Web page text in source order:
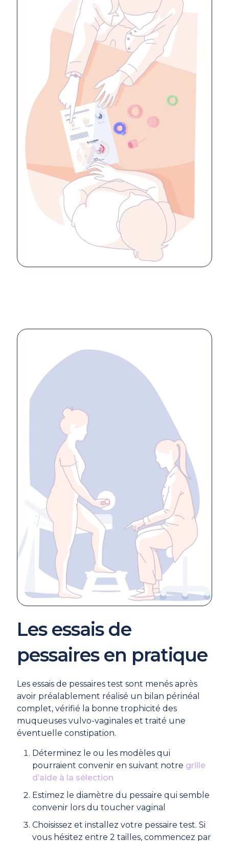
Les essais de
pessaires en pratique
Les essais de pessaires test sont menés après
avoir préalablement réalisé un bilan périnéal
complet, vérifié la bonne trophicité des
muqueuses vulvo-vaginales et traité une
éventuelle constipation.
Déterminez le ou les modèles qui
pourraient convenir en suivant notre grille
d’aide à la sélection
Estimez le diamètre du pessaire qui semble
convenir lors du toucher vaginal
Choisissez et installez votre pessaire test. Si
vous hésitez entre 2 tailles, commencez par